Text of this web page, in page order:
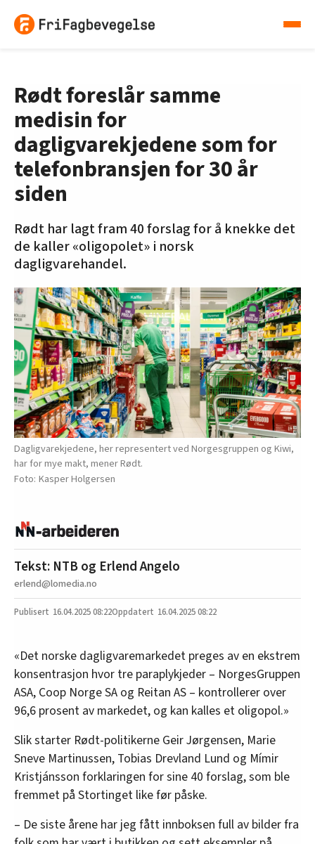
Rødt foreslår samme
medisin for
dagligvarekjedene som for
telefonbransjen for 30 år
siden
Rødt har lagt fram 40 forslag for å knekke det
de kaller «oligopolet» i norsk
dagligvarehandel.
Dagligvarekjedene, her representert ved Norgesgruppen og Kiwi,
har for mye makt, mener Rødt.
Kasper Holgersen
Tekst: NTB og Erlend Angelo
erlend@lomedia.no
16.04.202508:22 16.04.2025 08:22
«Det norske dagligvaremarkedet preges av en ekstrem
konsentrasjon hvor tre paraplykjeder – NorgesGruppen
ASA, Coop Norge SA og Reitan AS – kontrollerer over
96,6 prosent av markedet, og kan kalles et oligopol.»
Slik starter Rødt-politikerne Geir Jørgensen, Marie
Sneve Martinussen, Tobias Drevland Lund og Mímir
Kristjánsson forklaringen for sine 40 forslag, som ble
fremmet på Stortinget like før påske.
– De siste årene har jeg fått innboksen full av bilder fra